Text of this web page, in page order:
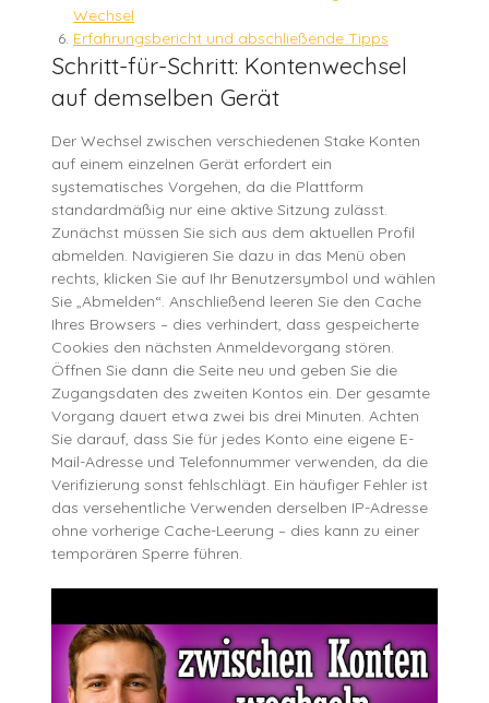
Wechsel
Erfahrungsbericht und abschließende Tipps
Schritt-für-Schritt: Kontenwechsel
auf demselben Gerät
Der Wechsel zwischen verschiedenen Stake Konten
auf einem einzelnen Gerät erfordert ein
systematisches Vorgehen, da die Plattform
standardmäßig nur eine aktive Sitzung zulässt.
Zunächst müssen Sie sich aus dem aktuellen Profil
abmelden. Navigieren Sie dazu in das Menü oben
rechts, klicken Sie auf Ihr Benutzersymbol und wählen
Sie „Abmelden“. Anschließend leeren Sie den Cache
Ihres Browsers – dies verhindert, dass gespeicherte
Cookies den nächsten Anmeldevorgang stören.
Öffnen Sie dann die Seite neu und geben Sie die
Zugangsdaten des zweiten Kontos ein. Der gesamte
Vorgang dauert etwa zwei bis drei Minuten. Achten
Sie darauf, dass Sie für jedes Konto eine eigene E-
Mail-Adresse und Telefonnummer verwenden, da die
Verifizierung sonst fehlschlägt. Ein häufiger Fehler ist
das versehentliche Verwenden derselben IP-Adresse
ohne vorherige Cache-Leerung – dies kann zu einer
temporären Sperre führen.